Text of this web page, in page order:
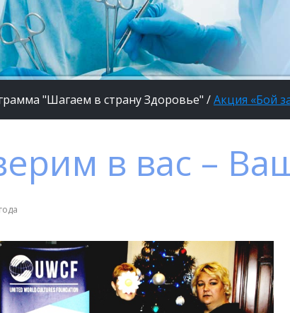
"Шагаем в страну Здоровье" /Акция «Бой
в вас –